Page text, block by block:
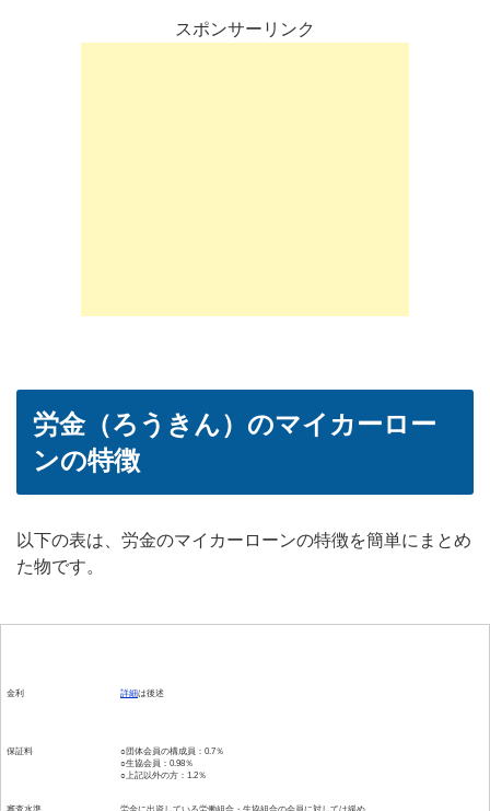
スポンサーリンク
労金（ろうきん）のマイカーロー
ンの特徴
以下の表は、労金のマイカーローンの特徴を簡単にまとめ
た物です。
金利 詳細は後述
保証料
○団体会員の構成員：0.7％
○生協会員：0.98％
○上記以外の方：1.2％